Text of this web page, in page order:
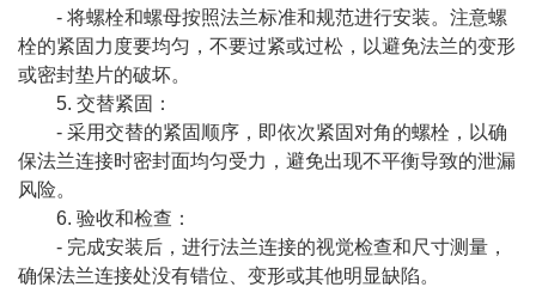
- 将螺栓和螺母按照法兰标准和规范进行安装。注意螺
栓的紧固力度要均匀，不要过紧或过松，以避免法兰的变形
或密封垫片的破坏。
5. 交替紧固：
- 采用交替的紧固顺序，即依次紧固对角的螺栓，以确
保法兰连接时密封面均匀受力，避免出现不平衡导致的泄漏
风险。
6. 验收和检查：
- 完成安装后，进行法兰连接的视觉检查和尺寸测量，
确保法兰连接处没有错位、变形或其他明显缺陷。